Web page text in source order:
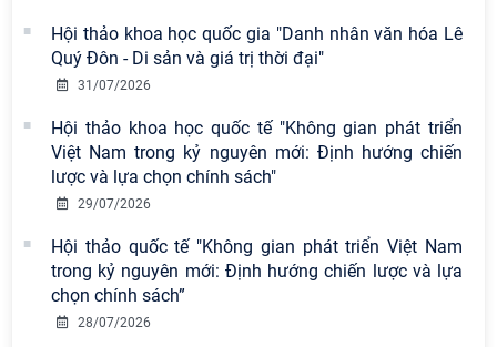
Hội thảo khoa học quốc gia "Danh nhân văn hóa Lê
Quý Đôn - Di sản và giá trị thời đại"
31/07/2026
Hội thảo khoa học quốc tế "Không gian phát triển
Việt Nam trong kỷ nguyên mới: Định hướng chiến
lược và lựa chọn chính sách"
29/07/2026
Hội thảo quốc tế "Không gian phát triển Việt Nam
trong kỷ nguyên mới: Định hướng chiến lược và lựa
chọn chính sách”
28/07/2026
nền tảng tư tưởng của Đảng năm
2026
chuyên đề: Đẩy mạnh học tập, thực
hành tư tưởng, đạo đức, phương
pháp, phong cách Hồ Chí Minh trong
giai đoạn phát triển mới
Hội thảo khoa học quốc tế “Không
gian phát triển Việt Nam trong kỷ
nguyên mới: Định hướng chiến lược
và lựa chọn chính sách” sẽ diễn ra